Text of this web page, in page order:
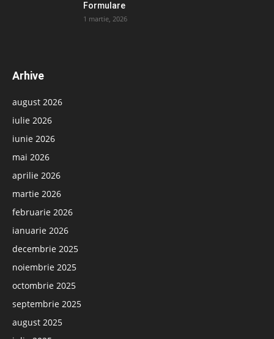
Formulare
1 martie, 2026
Arhive
august 2026
iulie 2026
iunie 2026
mai 2026
aprilie 2026
martie 2026
februarie 2026
ianuarie 2026
decembrie 2025
noiembrie 2025
octombrie 2025
septembrie 2025
august 2025